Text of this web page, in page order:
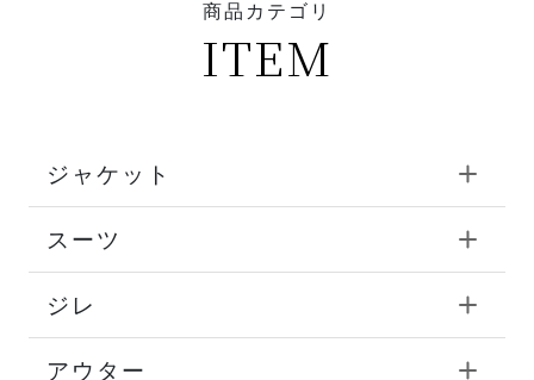
商品カテゴリ
ITEM
ジャケット
スーツ
ジレ
アウター